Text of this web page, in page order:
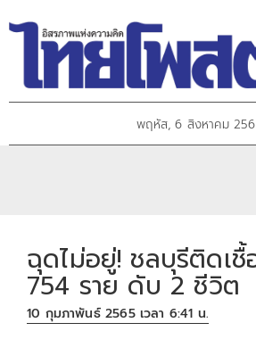
พฤหัส, 6 สิงหาคม
ฉุดไม่อยู่! ชลบุรีติดเ
754 ราย ดับ 2 ชีวิต
10 กุมภาพันธ์ 2565 เวลา 6:41 น.